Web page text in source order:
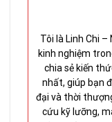
Tôi là Linh Chi
kinh nghiệm
chia sẻ kiến
nhất, giúp bạn
đại và thời
cứu kỹ lưỡng,